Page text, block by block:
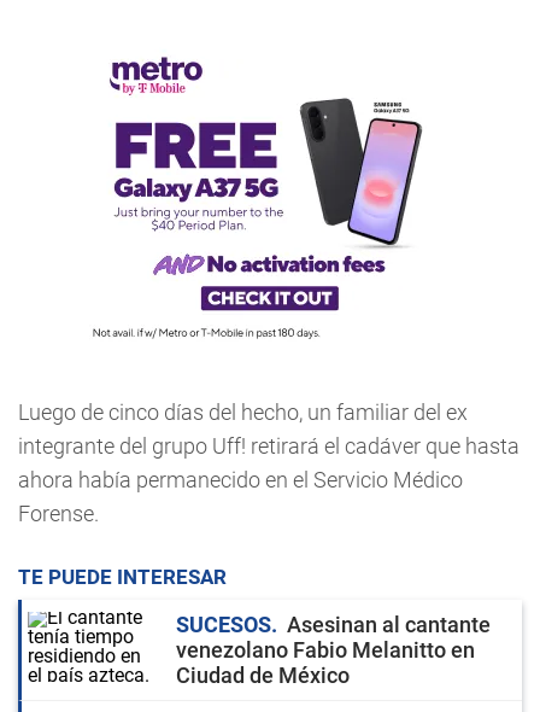
Luego de cinco días del hecho, un familiar del ex
integrante del grupo Uff! retirará el cadáver que hasta
ahora había permanecido en el Servicio Médico
Forense.
TE PUEDE INTERESAR
SUCESOS
Asesinan al cantante
venezolano Fabio Melanitto en
Ciudad de México